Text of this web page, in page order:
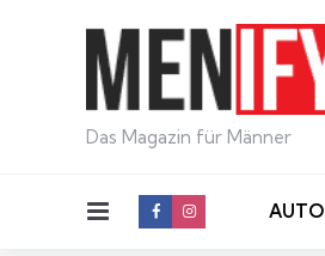
Das Magazin für Männer
Menu AUTO